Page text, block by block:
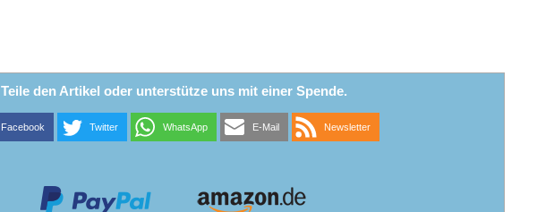
Teile den Artikel oder unterstütze uns mit einer Spende.
Facebook Twitter WhatsApp E-Mail Newsletter